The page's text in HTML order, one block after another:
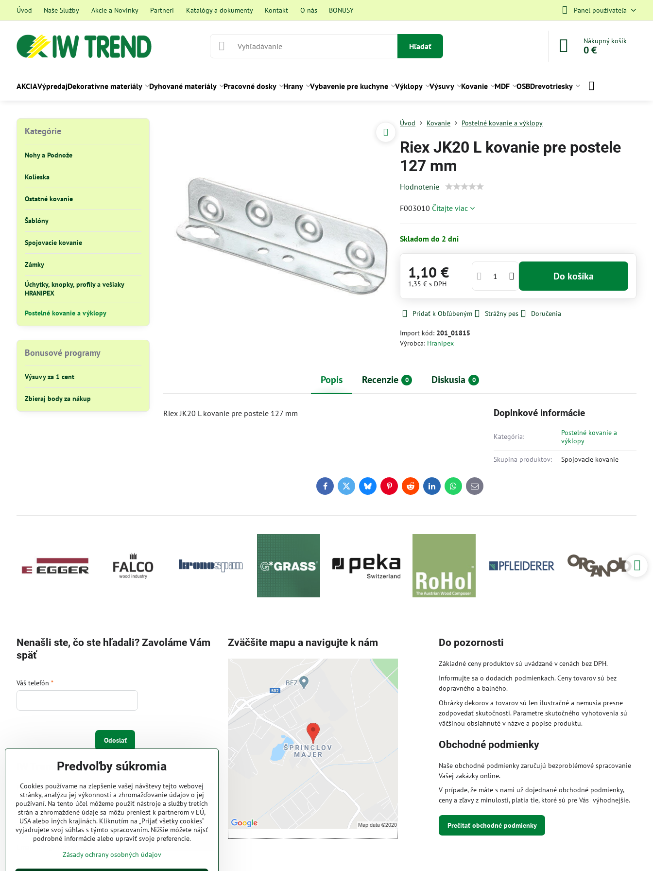
Úvod Naše Služby Akcie a Novinky Partneri Katalógy a dokumenty Kontakt O nás BONUSY Panel používateľa
Hľadať
Nákupný košík
0 €
AKCIAVýpredajDekoratívne materiály Dyhované materiály Pracovné dosky Hrany Vybavenie pre kuchyne Výklopy Výsuvy Kovanie MDF OSBDrevotriesky
Úvod Kovanie Postelné kovanie a výklopy
Riex JK20 L kovanie pre postele
127 mm
Hodnotenie
F003010 Čítajte viac
Skladom do 2 dni
1,10 €
1,35 €s DPH
Do košíka
Pridať k Obľúbeným Strážny pes Doručenia
Import kód: 201_01815
Výrobca: Hranipex
Popis Recenzie 0 Diskusia 0
Riex JK20 L kovanie pre postele 127 mm Doplnkové informácie
Kategória:
Postelné kovanie a
výklopy
Skupina produktov: Spojovacie kovanie
FacebookTwitterBlueskyPinterestRedditLinkedInWhatsApp
E-
mail
Kategórie
Nohy a Podnože
Kolieska
Ostatné kovanie
Šablóny
Spojovacie kovanie
Zámky
Úchytky, knopky, profily a vešiaky
HRANIPEX
Postelné kovanie a výklopy
Bonusové programy
Výsuvy za 1 cent
Zbieraj body za nákup
Nenašli ste, čo ste hľadali? Zavoláme Vám
späť
Váš telefón *
Odoslať
IW Trend s.r.o.
Pri Majeri 6
831 06 Bratislava
Web: www.iwtrend.sk
Telefón: (02) 4488 4826, 4487
Zväčšite mapu a navigujte k nám
Externý obsah je blokovaný
Prajete si načítať externý obsah?
Povoliť tentokrát
Povoliť a zapamätať - súhlas s druhom
cookie: Funkčné
Otvoriť obsah v novom okne
Do pozornosti
Základné ceny produktov sú uvádzané v cenách bez DPH.
Informujte sa o dodacích podmienkach. Ceny tovarov sú bez
dopravného a balného.
Obrázky dekorov a tovarov sú len ilustračné a nemusia presne
zodpovedať skutočnosti. Parametre skutočného vyhotovenia sú
väčšinou obsiahnuté v názve a popise produktu.
Obchodné podmienky
Naše obchodné podmienky zaručujú bezproblémové spracovanie
Vašej zakázky online.
V prípade, že máte s nami už dojednané obchodné podmienky,
ceny a zľavy z minulosti, platia tie, ktoré sú pre Vás výhodnejšie.
Prečítať obchodné podmienky
Predvoľby súkromia
Cookies používame na zlepšenie vašej návštevy tejto webovej
stránky, analýzu jej výkonnosti a zhromažďovanie údajov o jej
používaní. Na tento účel môžeme použiť nástroje a služby tretích
strán a zhromaždené údaje sa môžu preniesť k partnerom v EÚ,
USA alebo iných krajinách. Kliknutím na „Prijať všetky cookies“
vyjadrujete svoj súhlas s týmto spracovaním. Nižšie môžete nájsť
podrobné informácie alebo upraviť svoje preferencie.
Zásady ochrany osobných údajov